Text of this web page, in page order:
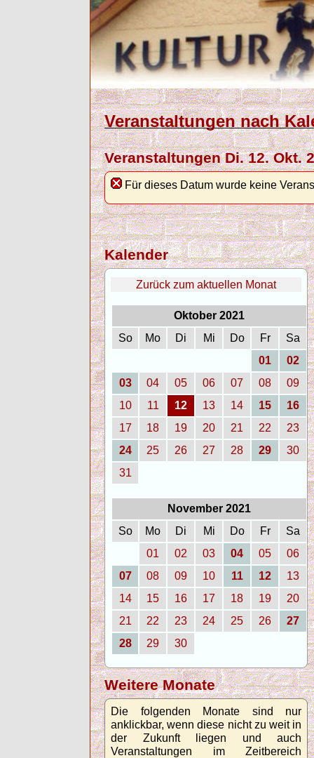
Veranstaltungen nach
Veranstaltungen Di. 12. Okt.
Für dieses Datum wurde keine
Kalender
Zurück zum aktuellen Monat
Oktober 2021
So
Mo Di Mi Do Fr
Sa
01
02
03
04 05 06 07 08
09
10
11 12 13 14 15
16
17
18 19 20 21 22
23
24
25 26 27 28 29
30
31
November 2021
So
Mo Di Mi Do Fr
Sa
01
02 03 04 05
06
07
08 09 10 11 12
13
14
15 16 17 18 19
20
21
22 23 24 25 26
27
28
29 30
Weitere Monate
Die folgenden Monate sind nur
anklickbar, wenn diese nicht zu weit in
der Zukunft liegen und auch
Veranstaltungen im Zeitbereich